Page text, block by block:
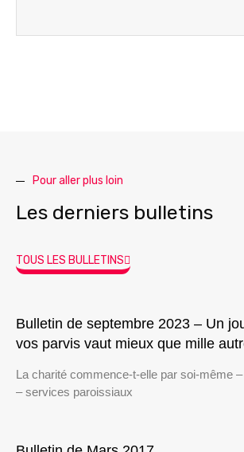
Pour aller plus loin
Les derniers bulletins
TOUS LES BULLETINS
Bulletin de septembre 2023 – Un
vos parvis vaut mieux que mille
La charité commence-t-elle par soi-même –
– services paroissiaux